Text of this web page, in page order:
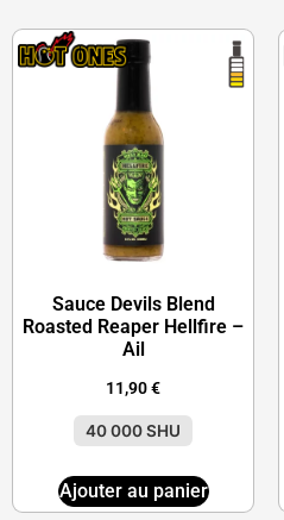
Sauce Devils Blend
Roasted Reaper Hellfire –
Ail
11,90€
40 000 SHU
Ajouter au panier